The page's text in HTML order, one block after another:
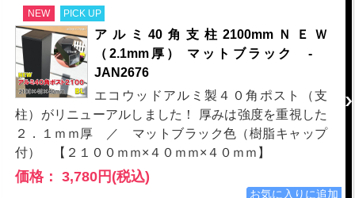
NEW PICK UP
アルミ40角支柱2100mmＮＥＷ
（2.1mm厚） マットブラック -
JAN2676
エコウッドアルミ製４０角ポスト（支
柱）がリニューアルしました！ 厚みは強度を重視した
２．１ｍｍ厚 ／ マットブラック色（樹脂キャップ
付） 【２１００ｍｍ×４０ｍｍ×４０ｍｍ】
価格： 3,780円(税込)